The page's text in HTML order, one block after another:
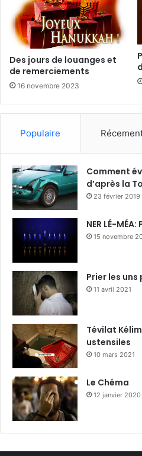
Des jours de louanges et
de remerciements
16 novembre 2023
Populaire
Comment
d’après la
23 février 2019
NER LÉ-
15 novembre
Prier les
11 avril 2021
Tévilat
ustensiles
10 mars 2021
Le Chéma
12 janvier 2020